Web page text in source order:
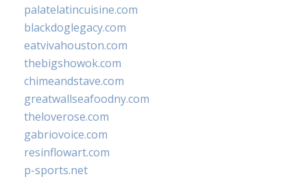
palatelatincuisine.com
blackdoglegacy.com
eatvivahouston.com
thebigshowok.com
chimeandstave.com
greatwallseafoodny.com
theloverose.com
gabriovoice.com
resinflowart.com
p-sports.net